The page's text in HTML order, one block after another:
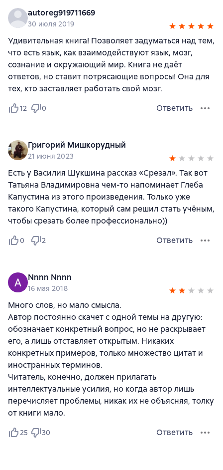
autoreg919711669
30 июля 2019
Удивительная книга! Позволяет задуматься над тем,
что есть язык, как взаимодействуют язык, мозг,
сознание и окружающий мир. Книга не даёт
ответов, но ставит потрясающие вопросы! Она для
тех, кто заставляет работать свой мозг.
12 0 Ответить
Григорий Мишкорудный
21 июня 2023
Есть у Василия Шукшина рассказ «Срезал». Так вот
Татьяна Владимировна чем-то напоминает Глеба
Капустина из этого произведения. Только уже
такого Капустина, который сам решил стать учёным,
чтобы срезать более профессионально))
0 2 Ответить
Nnnn Nnnn
16 мая 2018
Много слов, но мало смысла.
Автор постоянно скачет с одной темы на другую:
обозначает конкретный вопрос, но не раскрывает
его, а лишь отставляет открытым. Никаких
конкретных примеров, только множество цитат и
иностранных терминов.
Читатель, конечно, должен прилагать
интеллектуальные усилия, но когда автор лишь
перечисляет проблемы, никак их не объясняя, толку
от книги мало.
25 30 Ответить